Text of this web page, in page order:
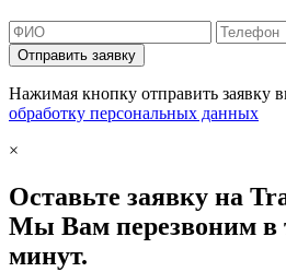
Отправить заявку
Нажимая кнопку отправить заявку
обработку персональных данных
×
Оставьте заявку на
Мы Вам перезвоним в
минут.